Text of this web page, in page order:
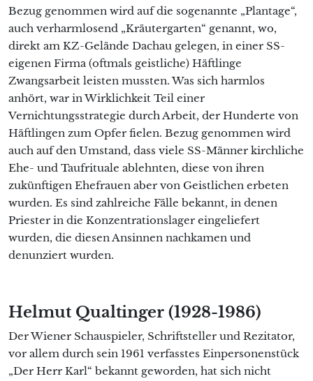
Bezug genommen wird auf die sogenannte „Plantage“,
auch verharmlosend „Kräutergarten“ genannt, wo,
direkt am KZ-Gelände Dachau gelegen, in einer SS-
eigenen Firma (oftmals geistliche) Häftlinge
Zwangsarbeit leisten mussten. Was sich harmlos
anhört, war in Wirklichkeit Teil einer
Vernichtungsstrategie durch Arbeit, der Hunderte von
Häftlingen zum Opfer fielen. Bezug genommen wird
auch auf den Umstand, dass viele SS-Männer kirchliche
Ehe- und Taufrituale ablehnten, diese von ihren
zukünftigen Ehefrauen aber von Geistlichen erbeten
wurden. Es sind zahlreiche Fälle bekannt, in denen
Priester in die Konzentrationslager eingeliefert
wurden, die diesen Ansinnen nachkamen und
denunziert wurden.
Helmut Qualtinger (1928-1986)
Der Wiener Schauspieler, Schriftsteller und Rezitator,
vor allem durch sein 1961 verfasstes Einpersonenstück
„Der Herr Karl“ bekannt geworden, hat sich nicht